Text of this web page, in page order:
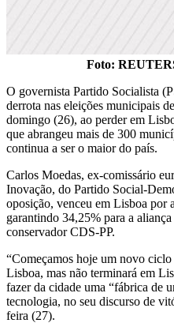
Foto:
O governista Partido Socialista
derrota nas eleições municipais
domingo (26), ao perder em
que abrangeu mais de 300
continua a ser o maior do país.
Carlos Moedas, ex-comissário
Inovação, do Partido Social-
oposição, venceu em Lisboa por
garantindo 34,25% para a
conservador CDS-PP.
“Começamos hoje um novo
Lisboa, mas não terminará em
fazer da cidade uma “fábrica de
tecnologia, no seu discurso de
feira (27).